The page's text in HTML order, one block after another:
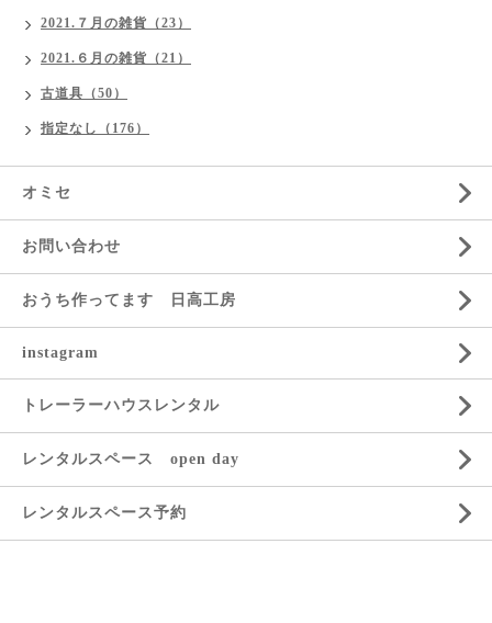
2021.７月の雑貨（23）
2021.６月の雑貨（21）
古道具（50）
指定なし（176）
オミセ
お問い合わせ
おうち作ってます 日高工房
instagram
トレーラーハウスレンタル
レンタルスペース open day
レンタルスペース予約